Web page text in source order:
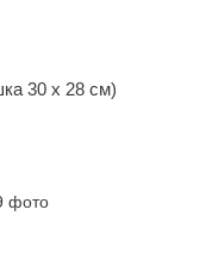
30 х 28 см)